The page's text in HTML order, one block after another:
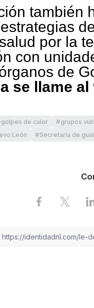
también
por la
con
de
se llame al
golpes de calor grupos
León
Secretaría de